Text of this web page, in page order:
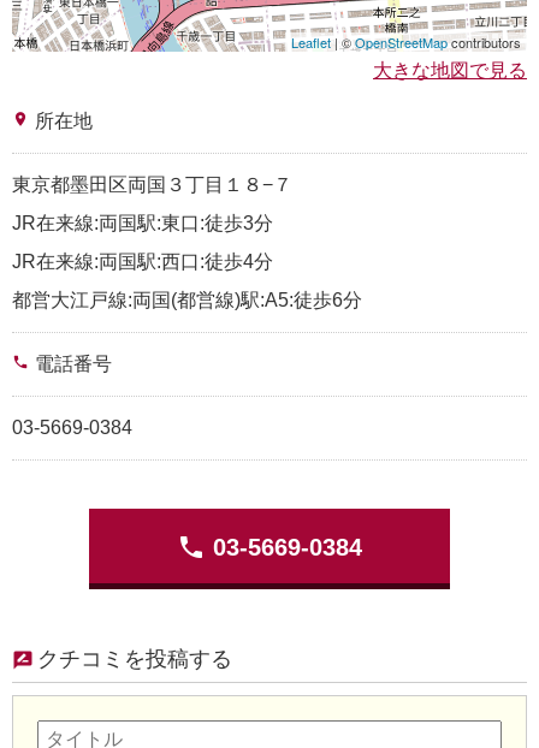
Leaflet| ©OpenStreetMapcontributors
大きな地図で見る
place 所在地
東京都墨田区両国３丁目１８−７
JR在来線:両国駅:東口:徒歩3分
JR在来線:両国駅:西口:徒歩4分
都営大江戸線:両国(都営線)駅:A5:徒歩6分
phone 電話番号
03-5669-0384
phone 03-5669-0384
クチコミを投稿する